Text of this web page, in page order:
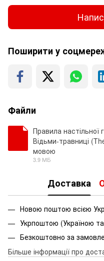
Поширити у
Файли
Правила настільної
Відьми-травниці
мовою
3.9 МБ
Доставка
Новою поштою всією
Укрпоштою (Україною
Безкоштовно за
Більше інформації про